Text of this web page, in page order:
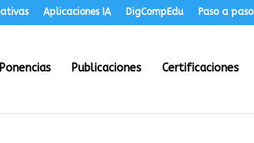
Aplicaciones IA DigCompEdu Paso a paso
Ponencias Publicaciones Certificaciones